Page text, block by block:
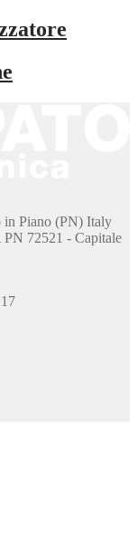
in Piano (PN) Italy
72521 - Capitale